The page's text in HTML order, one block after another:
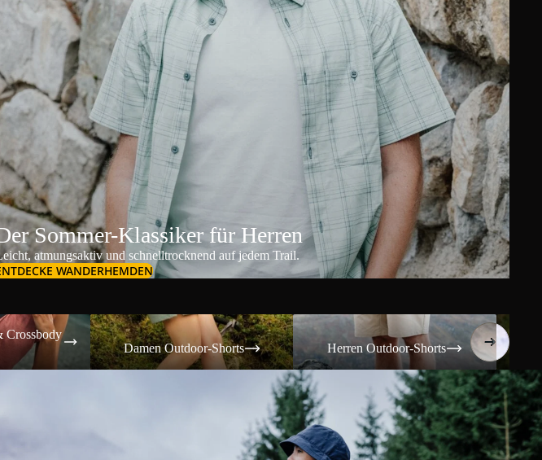
Sommer-Klassiker für Herren
atmungsaktiv und schnelltrocknend auf jedem Trail.
WANDERHEMDEN
Bags
Crossbody
Damen Outdoor-Shorts
Damen Outdoor-Shorts
Herren Outdoor-Shorts
Herren Outdoor-Shorts
Damen